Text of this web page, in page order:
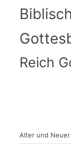
Reich
Alter und Neuer